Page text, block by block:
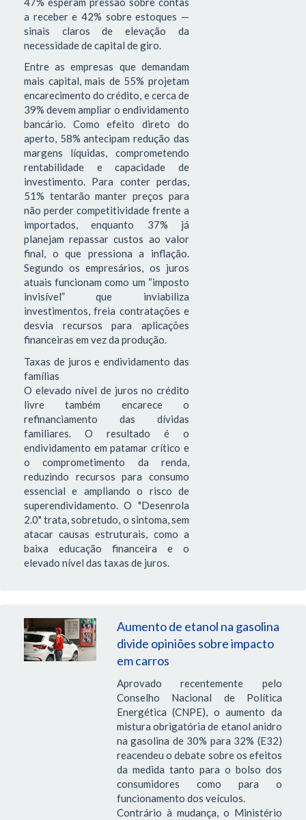
a receber e 42% sobre estoques —
sinais claros de elevação da
necessidade de capital de giro.
Entre as empresas que demandam
mais capital, mais de 55% projetam
encarecimento do crédito, e cerca de
39% devem ampliar o endividamento
bancário. Como efeito direto do
aperto, 58% antecipam redução das
margens líquidas, comprometendo
rentabilidade e capacidade de
investimento. Para conter perdas,
51% tentarão manter preços para
não perder competitividade frente a
importados, enquanto 37% já
planejam repassar custos ao valor
final, o que pressiona a inflação.
Segundo os empresários, os juros
atuais funcionam como um “imposto
invisível” que inviabiliza
investimentos, freia contratações e
desvia recursos para aplicações
financeiras em vez da produção.
Taxas de juros e endividamento das
famílias
O elevado nível de juros no crédito
livre também encarece o
refinanciamento das dívidas
familiares. O resultado é o
endividamento em patamar crítico e
o comprometimento da renda,
reduzindo recursos para consumo
essencial e ampliando o risco de
superendividamento. O "Desenrola
2.0" trata, sobretudo, o sintoma, sem
atacar causas estruturais, como a
baixa educação financeira e o
elevado nível das taxas de juros.
Aumento de etanol na gasolina
divide opiniões sobre impacto
em carros
Aprovado recentemente pelo
Conselho Nacional de Política
Energética (CNPE), o aumento da
mistura obrigatória de etanol anidro
na gasolina de 30% para 32% (E32)
reacendeu o debate sobre os efeitos
da medida tanto para o bolso dos
consumidores como para o
funcionamento dos veículos.
Contrário à mudança, o Ministério